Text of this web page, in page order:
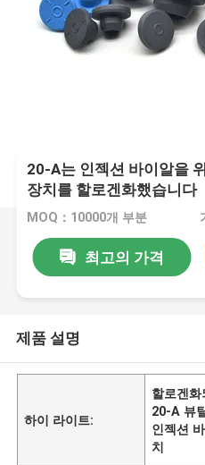
20-A는 인젝션 바이알을
장치를 할로겐화했습니다
MOQ：10000개 부분
최고의 가격
제품 설명
하이 라이트:
할로겐
20-A 뷰
인젝션
치